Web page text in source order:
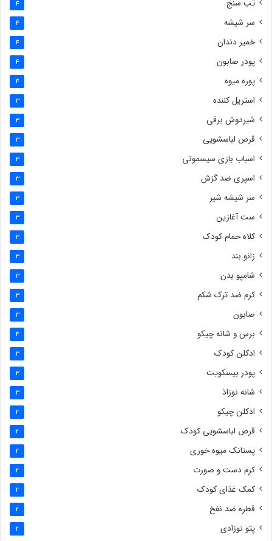
تب سنج 4
سر شیشه 4
خمیر دندان 4
پودر صابون 4
پوره میوه 4
استریل کننده 3
شیردوش برقی 3
قرص لباسشویی 3
اسباب بازی سیسمونی 3
اسپری ضد گزش 3
سر شیشه شیر 3
ست آغازین 3
کلاه حمام کودک 3
زانو بند 3
شامپو بدن 3
کرم ضد ترک شکم 3
صابون 3
برس و شانه چیکو 4
ادکلن کودک 3
پودر بیسکویت 3
شانه نوزاذ 3
ادکلن چیکو 2
قرص لباسشویی کودک 2
پستانک میوه خوری 2
کرم دست و صورت 2
کمک غذای کودک 2
قطره ضد نفخ 2
پتو نوزادی 2